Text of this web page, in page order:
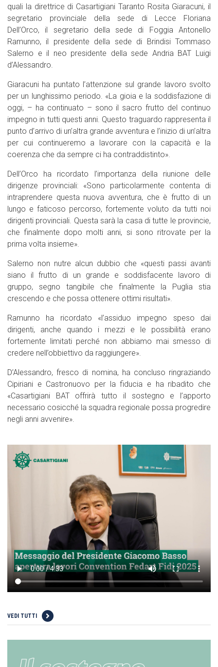
quali la direttrice di Casartigiani Taranto Rosita Giaracuni, il
segretario provinciale della sede di Lecce Floriana
Dell’Orco, il segretario della sede di Foggia Antonello
Ramunno, il presidente della sede di Brindisi Tommaso
Salerno e il neo presidente della sede Andria BAT Luigi
d’Alessandro.
Giaracuni ha puntato l’attenzione sul grande lavoro svolto
per un lunghissimo periodo. «La gioia e la soddisfazione di
oggi, – ha continuato – sono il sacro frutto del continuo
impegno in tutti questi anni. Questo traguardo rappresenta il
punto d’arrivo di un’altra grande avventura e l’inizio di un’altra
per cui continueremo a lavorare con la capacità e la
coerenza che da sempre ci ha contraddistinto».
Dell’Orco ha ricordato l’importanza della riunione delle
dirigenze provinciali: «Sono particolarmente contenta di
intraprendere questa nuova avventura, che è frutto di un
lungo e faticoso percorso, fortemente voluto da tutti noi
dirigenti provinciali. Questa sarà la casa di tutte le provincie,
che finalmente dopo molti anni, si sono ritrovate per la
prima volta insieme».
Salerno non nutre alcun dubbio che «questi passi avanti
siano il frutto di un grande e soddisfacente lavoro di
gruppo, segno tangibile che finalmente la Puglia stia
crescendo e che possa ottenere ottimi risultati».
Ramunno ha ricordato «l’assiduo impegno speso dai
dirigenti, anche quando i mezzi e le possibilità erano
fortemente limitati perché non abbiamo mai smesso di
credere nell’obbiettivo da raggiungere».
D’Alessandro, fresco di nomina, ha concluso ringraziando
Cipiriani e Castronuovo per la fiducia e ha ribadito che
«Casartigiani BAT offrirà tutto il sostegno e l’apporto
necessario cosicché la squadra regionale possa progredire
negli anni avvenire».
VEDI TUTTI